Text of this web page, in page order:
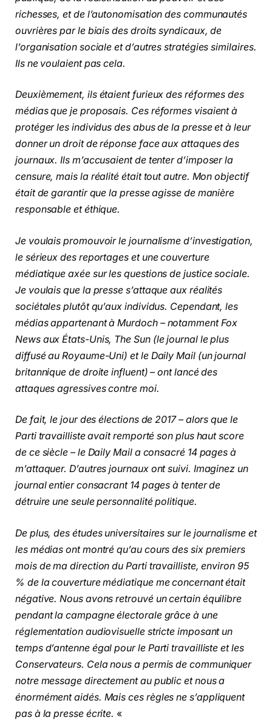
richesses, et de l’autonomisation des communautés
ouvrières par le biais des droits syndicaux, de
l’organisation sociale et d’autres stratégies similaires.
Ils ne voulaient pas cela.
Deuxièmement, ils étaient furieux des réformes des
médias que je proposais. Ces réformes visaient à
protéger les individus des abus de la presse et à leur
donner un droit de réponse face aux attaques des
journaux. Ils m’accusaient de tenter d’imposer la
censure, mais la réalité était tout autre. Mon objectif
était de garantir que la presse agisse de manière
responsable et éthique.
Je voulais promouvoir le journalisme d’investigation,
le sérieux des reportages et une couverture
médiatique axée sur les questions de justice sociale.
Je voulais que la presse s’attaque aux réalités
sociétales plutôt qu’aux individus. Cependant, les
médias appartenant à Murdoch – notamment Fox
News aux États-Unis, The Sun (le journal le plus
diffusé au Royaume-Uni) et le Daily Mail (un journal
britannique de droite influent) – ont lancé des
attaques agressives contre moi.
De fait, le jour des élections de 2017 – alors que le
Parti travailliste avait remporté son plus haut score
de ce siècle – le Daily Mail a consacré 14 pages à
m’attaquer. D’autres journaux ont suivi. Imaginez un
journal entier consacrant 14 pages à tenter de
détruire une seule personnalité politique.
De plus, des études universitaires sur le journalisme et
les médias ont montré qu’au cours des six premiers
mois de ma direction du Parti travailliste, environ 95
% de la couverture médiatique me concernant était
négative. Nous avons retrouvé un certain équilibre
pendant la campagne électorale grâce à une
réglementation audiovisuelle stricte imposant un
temps d’antenne égal pour le Parti travailliste et les
Conservateurs. Cela nous a permis de communiquer
notre message directement au public et nous a
énormément aidés. Mais ces règles ne s’appliquent
pas à la presse écrite. «